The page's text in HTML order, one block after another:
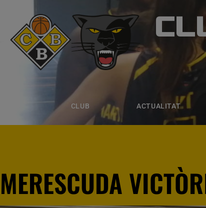
CLUB ACTUALITAT
CLUB
ACTUALITAT
MERESCUDA